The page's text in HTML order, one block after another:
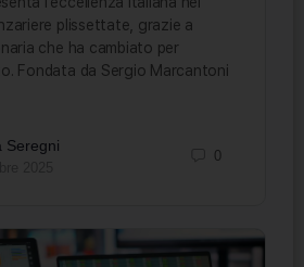
plissettate, grazie a
che ha cambiato per
Fondata da Sergio Marcantoni
Seregni
0